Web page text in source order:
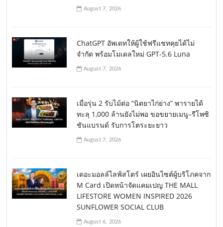
August 7, 2026
ChatGPT อัพเดทให้ผู้ใช้ฟรีแชทคุยได้ไม่
จำกัด พร้อมโมเดลใหม่ GPT-5.6 Luna
August 7, 2026
เมื่อรุ่น 2 รับไม้ต่อ “นิตยาไก่ย่าง” พารายได้
ทะลุ 1,000 ล้านยังไม่พอ ขอขยายเมนู–รีโพซิ
ชันแบรนด์ รับการโตระยะยาว
August 7, 2026
เดอะมอลล์ไลฟ์สโตร์ เผยอินไซต์ผู้บริโภคจาก
M Card เปิดหน้าจัดแคมเปญ THE MALL
LIFESTORE WOMEN INSPIRED 2026
SUNFLOWER SOCIAL CLUB
August 6, 2026